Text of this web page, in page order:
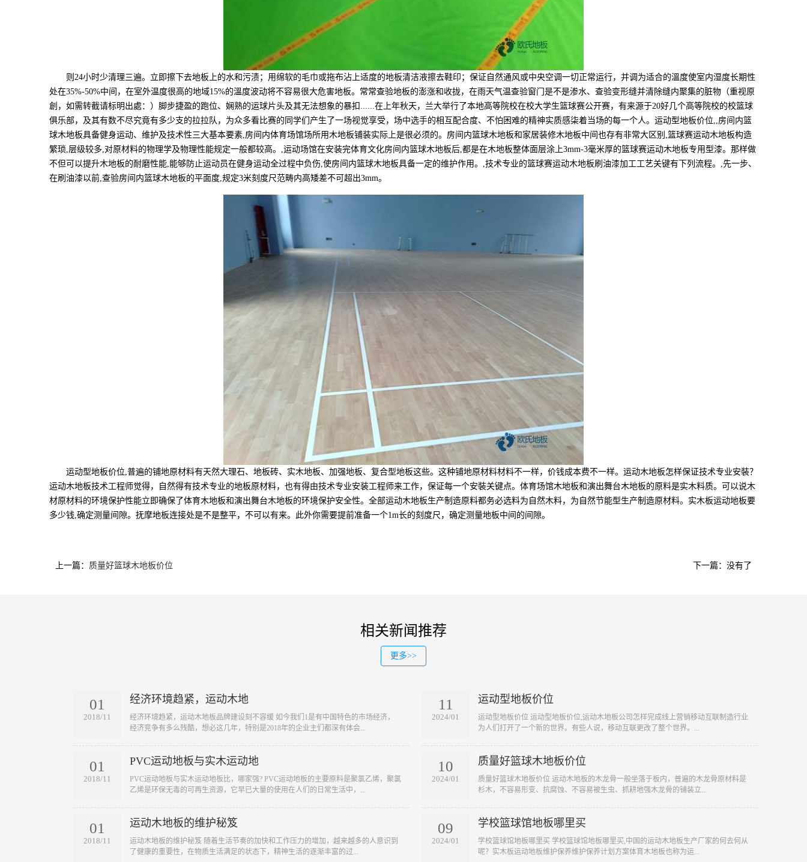
则24小时少清理三遍。立即擦下去地板上的水和污渍；用绵软的毛巾或拖布沾上适度的地板清洁液擦去鞋印；保证自然通风或中央空调一切正常运行，并调为适合的溫度使室内湿度长期性
处在35%-50%中间，在室外温度很高的地域15%的溫度波动将不容易很大危害地板。常常查验地板的澎涨和收拢，在雨天气温查验窗门是不是渗水、查验变形缝并清除缝内聚集的脏物（重视原
創，如需转截请标明出處：）脚步捷盈的跑位、娴熟的运球片头及其无法想象的暴扣......在上年秋天，兰大举行了本地高等院校在校大学生篮球赛公开赛，有来源于20好几个高等院校的校篮球
俱乐部，及其有数不尽究竟有多少支的拉拉队，为众多看比赛的同学们产生了一场视觉享受，场中选手的相互配合度、不怕困难的精神实质感柒着当场的每一个人。运动型地板价位,,房间内篮
球木地板具备健身运动、维护及技术性三大基本要素,房间内体育场馆场所用木地板铺装实际上是很必须的。房间内篮球木地板和家居装修木地板中间也存有非常大区别,篮球赛运动木地板构造
繁琐,层级较多,对原材料的物理学及物理性能规定一般都较高。,运动场馆在安装完体育文化房间内篮球木地板后,都是在木地板整体面层涂上3mm-3毫米厚的篮球赛运动木地板专用型漆。那样做
不但可以提升木地板的耐磨性能,能够防止运动员在健身运动全过程中负伤,使房间内篮球木地板具备一定的维护作用。,技术专业的篮球赛运动木地板刷油漆加工工艺关键有下列流程。,先一步、
在刷油漆以前,查验房间内篮球木地板的平面度,规定3米刻度尺范畴内高矮差不可超出3mm。
运动型地板价位,普遍的铺地原材料有天然大理石、地板砖、实木地板、加强地板、复合型地板这些。这种铺地原材料材料不一样，价钱成本费不一样。运动木地板怎样保证技术专业安裝？
运动木地板技术工程师觉得，自然得有技术专业的地板原材料，也有得由技术专业安装工程师来工作，保证每一个安裝关键点。体育场馆木地板和演出舞台木地板的原料是实木料质。可以说木
材原材料的环境保护性能立即确保了体育木地板和演出舞台木地板的环境保护安全性。全部运动木地板生产制造原料都务必选料为自然木料，为自然节能型生产制造原材料。实木板运动地板要
多少钱,确定测量间隙。抚摩地板连接处是不是整平，不可以有来。此外你需要提前准备一个1m长的刻度尺，确定测量地板中间的间隙。
上一篇： 质量好篮球木地板价位 下一篇：没有了
相关新闻推荐
更多>>
01
2018/11
经济环境趋紧，运动木地
​经济环境趋紧，运动木地板品牌建设刻不容缓 如今我们1是有中国特色的市场经济，
经济竞争有多么残酷，想必这几年，特别是2018年的企业主们都深有体会...
01
2018/11
PVC运动地板与实木运动地
​PVC运动地板与实木运动地板比，哪家强? PVC运动地板的主要原料是聚氯乙烯，聚氯
乙烯是环保无毒的可再生资源，它早已大量的使用在人们的日常生活中，...
01
2018/11
运动木地板的维护秘笈
​运动木地板的维护秘笈 随着生活节奏的加快和工作压力的增加，越来越多的人意识到
了健康的重要性，在物质生活满足的状态下，精神生活的逐渐丰富的过...
11
2024/01
运动型地板价位
​运动型地板价位 运动型地板价位,运动木地板公司怎样完成线上营销移动互联制造行业
为人们打开了一个新的世界。有些人说，移动互联更改了整个世界。...
10
2024/01
质量好篮球木地板价位
​质量好篮球木地板价位 运动木地板的木龙骨一般坐落于板内，普遍的木龙骨原材料是
杉木，不容易形变、抗腐蚀、不容易被生虫、抓耕地强木龙骨的铺装立...
09
2024/01
学校篮球馆地板哪里买
​学校篮球馆地板哪里买 学校篮球馆地板哪里买,中国的运动木地板生产厂家的何去何从
呢？实木板运动地板维护保养维护保养计划方案体育木地板也称为运...